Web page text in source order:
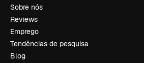
Sobre nós
Reviews
Emprego
Tendências de pesquisa
Blog